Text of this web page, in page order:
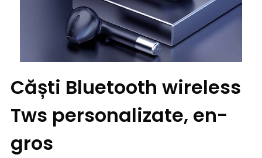
Căști Bluetooth wireless
Tws personalizate, en-
gros